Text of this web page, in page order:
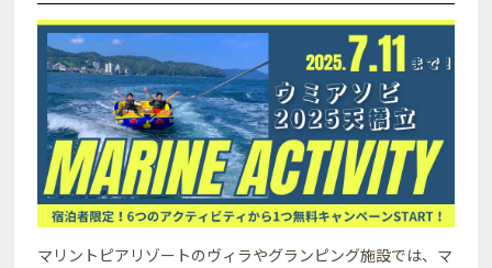
マリントピアリゾートのヴィラやグランピング施設では、マ